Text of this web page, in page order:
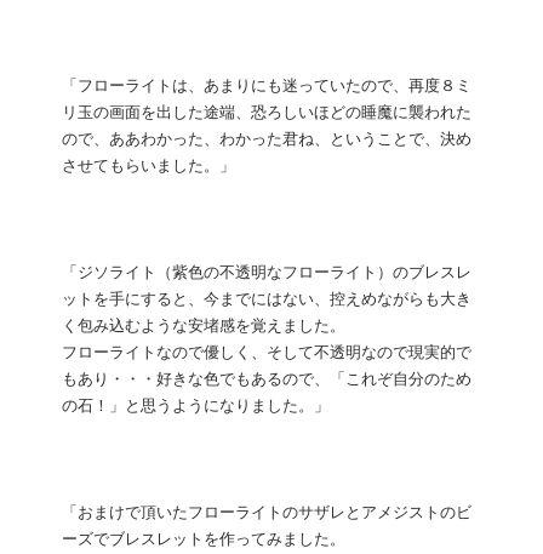
「フローライトは、あまりにも迷っていたので、再度８ミ
リ玉の画面を出した途端、恐ろしいほどの睡魔に襲われた
ので、ああわかった、わかった君ね、ということで、決め
させてもらいました。」
「ジソライト（紫色の不透明なフローライト）のブレスレ
ットを手にすると、今までにはない、控えめながらも大き
く包み込むような安堵感を覚えました。
フローライトなので優しく、そして不透明なので現実的で
もあり・・・好きな色でもあるので、「これぞ自分のため
の石！」と思うようになりました。」
「おまけで頂いたフローライトのサザレとアメジストのビ
ーズでブレスレットを作ってみました。